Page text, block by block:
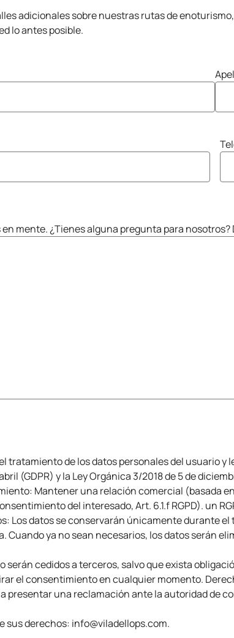
adicionales sobre nuestras rutas de
lo antes posible.
mente. ¿Tienes alguna pregunta para nosotros?
tratamiento de los datos personales del usuario
(GDPR) y la Ley Orgánica 3/2018 de 5 de
Mantener una relación comercial (basada
del interesado, Art. 6.1.f RGPD). un
Los datos se conservarán únicamente durante
Cuando ya no sean necesarios, los datos serán
serán cedidos a terceros, salvo que exista
el consentimiento en cualquier momento.
presentar una reclamación ante la autoridad de
sus derechos: info@viladellops.com.